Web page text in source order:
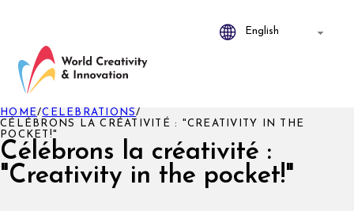
Célébrons la créativité :
"Creativity in the pocket!"
HOME/CELEBRATIONS/
CÉLÉBRONS LA CRÉATIVITÉ : "CREATIVITY IN THE
POCKET!"